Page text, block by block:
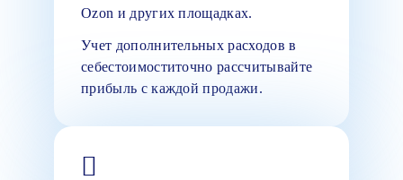
Ozon и других площадках.
Учет дополнительных расходов в
себестоимоститочно рассчитывайте
прибыль с каждой продажи.